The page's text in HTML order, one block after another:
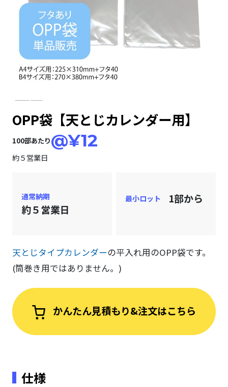
OPP袋【天とじカレンダー用】
100部あたり@¥12
約５営業日
通常納期
約５営業日
最小ロット 1部から
天とじタイプカレンダーの平入れ用のOPP袋です。
(筒巻き用ではありません。)
かんたん見積もり&注文はこちら
仕様